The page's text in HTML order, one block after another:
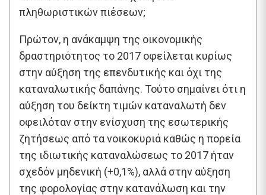
πληθωριστικών πιέσεων;
Πρώτον, η ανάκαμψη της οικονομικής
δραστηριότητος το 2017 οφείλεται κυρίως
στην αύξηση της επενδυτικής και όχι της
καταναλωτικής δαπάνης. Τούτο σημαίνει ότι η
αύξηση του δείκτη τιμών καταναλωτή δεν
οφειλόταν στην ενίσχυση της εσωτερικής
ζητήσεως από τα νοικοκυριά καθώς η πορεία
της ιδιωτικής καταναλώσεως το 2017 ήταν
σχεδόν μηδενική (+0,1%), αλλά στην αύξηση
της φορολογίας στην κατανάλωση και την